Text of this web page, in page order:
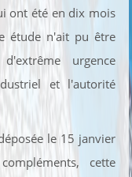
ont été en dix mois
étude n'ait pu être
urgence
et l'autorité
le 15 janvier
cette